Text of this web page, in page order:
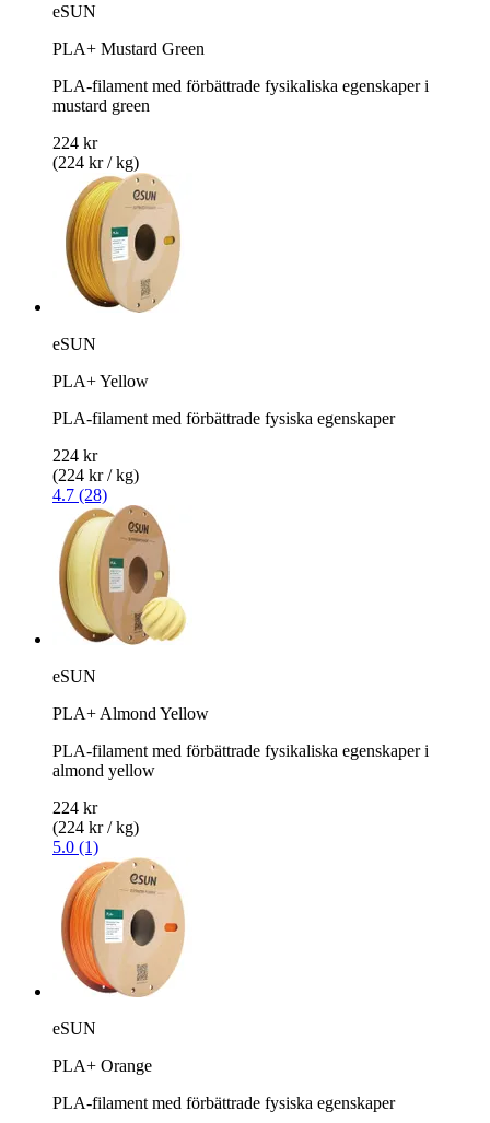
eSUN
PLA+ Mustard Green
PLA-filament med förbättrade fysikaliska egenskaper i
mustard green
224 kr
(224 kr / kg)
eSUN
PLA+ Yellow
PLA-filament med förbättrade fysiska egenskaper
224 kr
(224 kr / kg)
4.7 (28)
eSUN
PLA+ Almond Yellow
PLA-filament med förbättrade fysikaliska egenskaper i
almond yellow
224 kr
(224 kr / kg)
5.0 (1)
eSUN
PLA+ Orange
PLA-filament med förbättrade fysiska egenskaper